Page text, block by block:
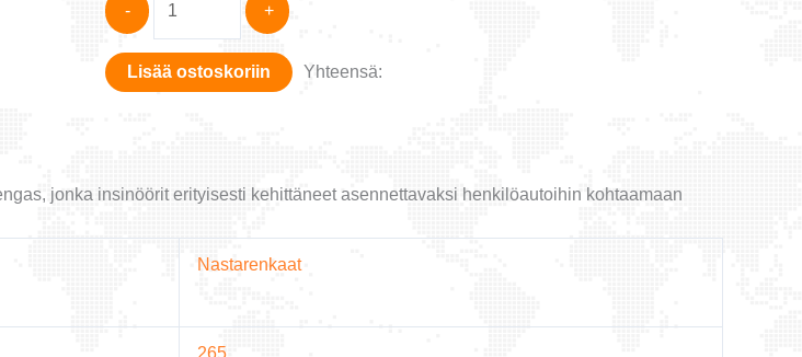
-
WINSPIKE
3
+
Lisää ostoskoriin Yhteensä:
jonka insinöörit erityisesti kehittäneet asennettavaksi henkilöautoihin kohtaamaan
Nastarenkaat
265